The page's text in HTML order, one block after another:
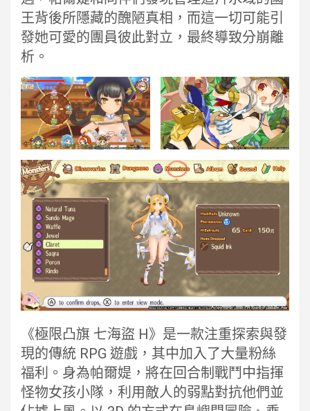
王背後所隱藏的醜陋真相，而這一切可能引
發她可愛的團員彼此對立，最終導致分崩離
析。
《極限凸旗 七海盜 H》是一款注重探索與發
現的傳統 RPG 遊戲，其中加入了大量粉絲
福利。身為帕爾媞，將在回合制戰鬥中指揮
怪物女孩小隊，利用敵人的弱點對抗他們並